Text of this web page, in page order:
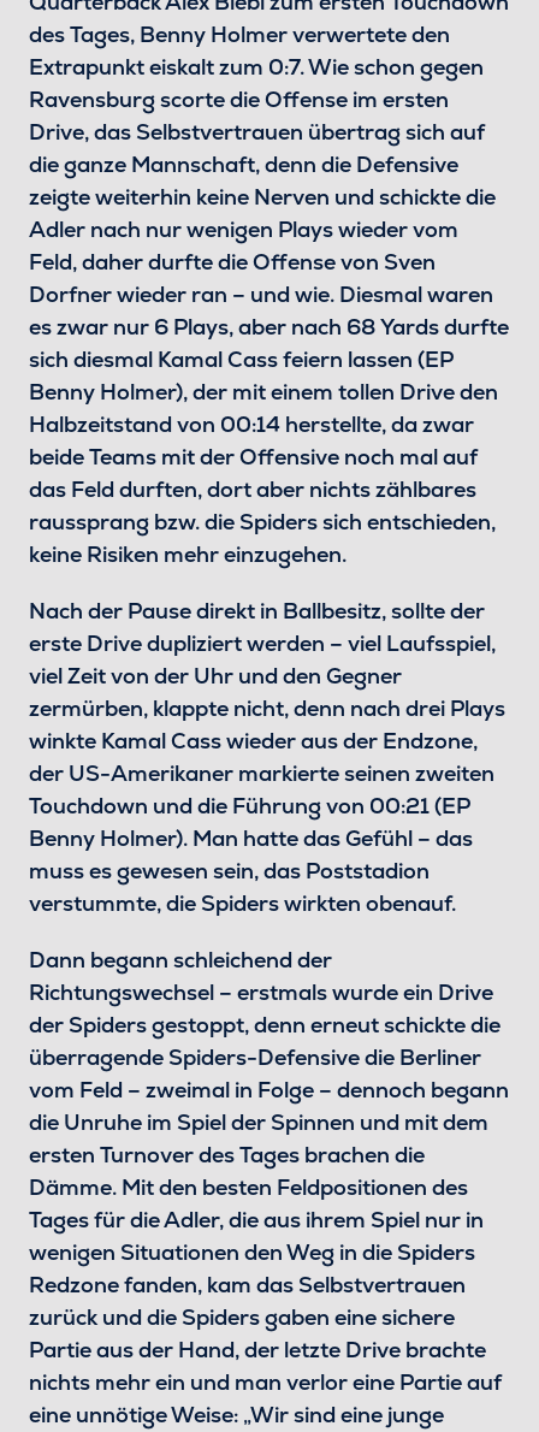
des Tages, Benny Holmer verwertete den
Extrapunkt eiskalt zum 0:7. Wie schon gegen
Ravensburg scorte die Offense im ersten
Drive, das Selbstvertrauen übertrag sich auf
die ganze Mannschaft, denn die Defensive
zeigte weiterhin keine Nerven und schickte die
Adler nach nur wenigen Plays wieder vom
Feld, daher durfte die Offense von Sven
Dorfner wieder ran – und wie. Diesmal waren
es zwar nur 6 Plays, aber nach 68 Yards durfte
sich diesmal Kamal Cass feiern lassen (EP
Benny Holmer), der mit einem tollen Drive den
Halbzeitstand von 00:14 herstellte, da zwar
beide Teams mit der Offensive noch mal auf
das Feld durften, dort aber nichts zählbares
raussprang bzw. die Spiders sich entschieden,
keine Risiken mehr einzugehen.
Nach der Pause direkt in Ballbesitz, sollte der
erste Drive dupliziert werden – viel Laufsspiel,
viel Zeit von der Uhr und den Gegner
zermürben, klappte nicht, denn nach drei Plays
winkte Kamal Cass wieder aus der Endzone,
der US-Amerikaner markierte seinen zweiten
Touchdown und die Führung von 00:21 (EP
Benny Holmer). Man hatte das Gefühl – das
muss es gewesen sein, das Poststadion
verstummte, die Spiders wirkten obenauf.
Dann begann schleichend der
Richtungswechsel – erstmals wurde ein Drive
der Spiders gestoppt, denn erneut schickte die
überragende Spiders-Defensive die Berliner
vom Feld – zweimal in Folge – dennoch begann
die Unruhe im Spiel der Spinnen und mit dem
ersten Turnover des Tages brachen die
Dämme. Mit den besten Feldpositionen des
Tages für die Adler, die aus ihrem Spiel nur in
wenigen Situationen den Weg in die Spiders
Redzone fanden, kam das Selbstvertrauen
zurück und die Spiders gaben eine sichere
Partie aus der Hand, der letzte Drive brachte
nichts mehr ein und man verlor eine Partie auf
eine unnötige Weise: „Wir sind eine junge